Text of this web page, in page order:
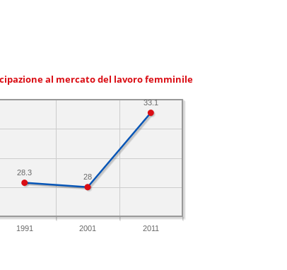
al mercato del lavoro femminile
1991 2001 2011
33.1
28
28.3